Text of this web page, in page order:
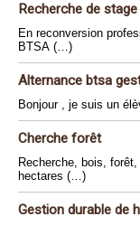
Recherche de
En reconversion
BTSA (…)
Alternance btsa
Bonjour , je suis un
Cherche forêt
Recherche, bois,
hectares (…)
Gestion durable de